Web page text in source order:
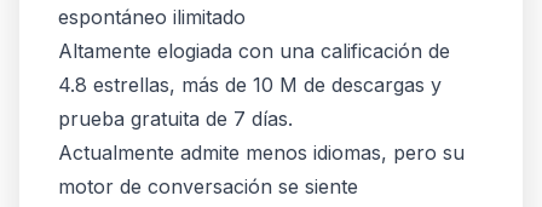
espontáneo ilimitado
Altamente elogiada con una calificación de
4.8 estrellas, más de 10 M de descargas y
prueba gratuita de 7 días.
Actualmente admite menos idiomas, pero su
motor de conversación se siente